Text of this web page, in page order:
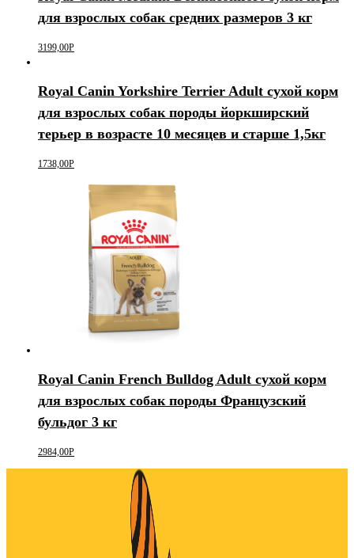
для взрослых собак средних размеров 3 кг
3199,00Р
Royal Canin Yorkshire Terrier Adult сухой корм
для взрослых собак породы йоркширский
терьер в возрасте 10 месяцев и старше 1,5кг
1738,00Р
Royal Canin French Bulldog Adult сухой корм
для взрослых собак породы Французский
бульдог 3 кг
2984,00Р